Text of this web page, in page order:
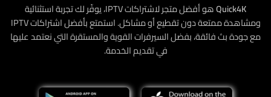
Quick4K
هو أفضل متجر لاشتراكات IPTV، يوفّر لك تجربة استثنائية
ومشاهدة ممتعة دون تقطيع أو مشاكل. استمتع بأفضل اشتراكات IPTV
مع جودة بث فائقة، بفضل السيرفرات القوية والمستقرة التي نعتمد عليها
في تقديم الخدمة.